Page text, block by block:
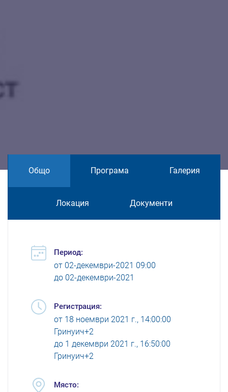
Общо Програма Галерия
Локация Документи
Период:
от 02-декември-2021 09:00
до 02-декември-2021
Регистрация:
от 18 ноември 2021 г., 14:00:00
Гринуич+2
до 1 декември 2021 г., 16:50:00
Гринуич+2
Място: